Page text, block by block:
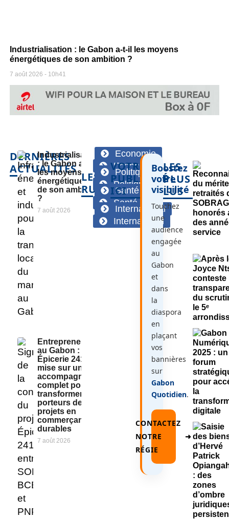
Industrialisation : le Gabon a-t-il les moyens
énergétiques de son ambition ?
7 août 2026 10h41
DERNIÈRES
ACTUALITÉS
Industrialisation
: le Gabon a-t-il
les moyens
énergétiques
de son ambition
?
7 août 2026
Entrepreneuriat
au Gabon : «
Épicerie 241 »
mise sur un
accompagnement
complet pour
transformer des
porteurs de
projets en
commerçants
durables
7 août 2026
LES
RUBRIQUES
Economie
Politique
Santé
International
Economie
Politique
Santé
International
VOTRE
PUBLICITÉ
ICI
Boostez
votre
visibilité
Touchez
une
audience
engagée
au
Gabon
et
dans
la
diaspora
en
plaçant
vos
bannières
sur
Gabon
Quotidien.
CONTACTEZ
NOTRE
RÉGIE
➜
LES
PLUS
LUS